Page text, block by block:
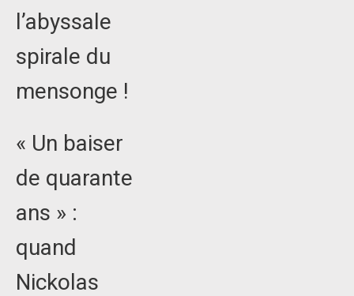
l’abyssale
spirale du
mensonge !
« Un baiser
de quarante
ans » :
quand
Nickolas